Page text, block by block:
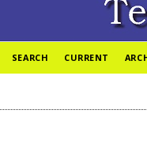
SEARCH CURRENT